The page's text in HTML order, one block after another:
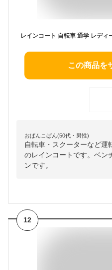
この商品を
おぱんこぱん(50代・男性)
自転車・スクーターなど運
のレインコートです。ベン
ンです。
12